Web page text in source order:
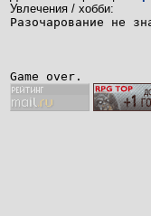
Увлечения / хобби:
Разочарование не
Game over.